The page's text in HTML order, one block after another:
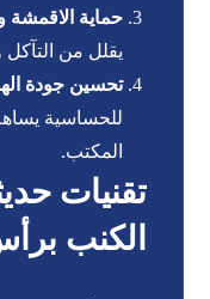
حماية
يقلل من
تحسين جودة
للحساسية
المكتب.
تقنيات
الكنب